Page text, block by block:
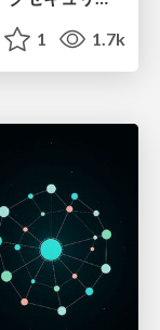
1 1.7k